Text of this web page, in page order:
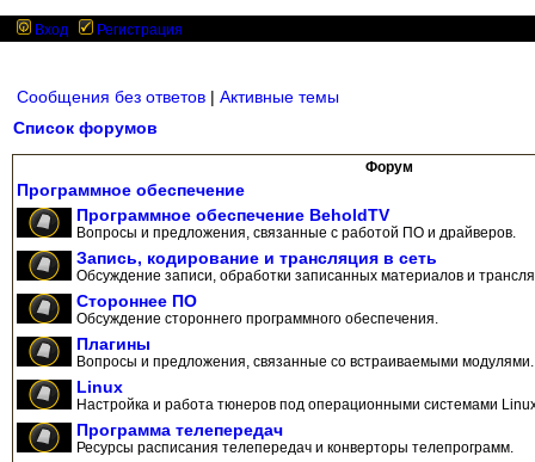
Вход Регистрация
Сообщения без ответов | Активные темы
Список форумов
Форум
Программное обеспечение
Программное обеспечение BeholdTV
Вопросы и предложения, связанные с работой ПО и драйверов.
Запись, кодирование и трансляция в сеть
Обсуждение записи, обработки записанных материалов и
Стороннее ПО
Обсуждение стороннего программного обеспечения.
Плагины
Вопросы и предложения, связанные со встраиваемыми модулями.
Linux
Настройка и работа тюнеров под операционными системами
Программа телепередач
Ресурсы расписания телепередач и конверторы телепрограмм.